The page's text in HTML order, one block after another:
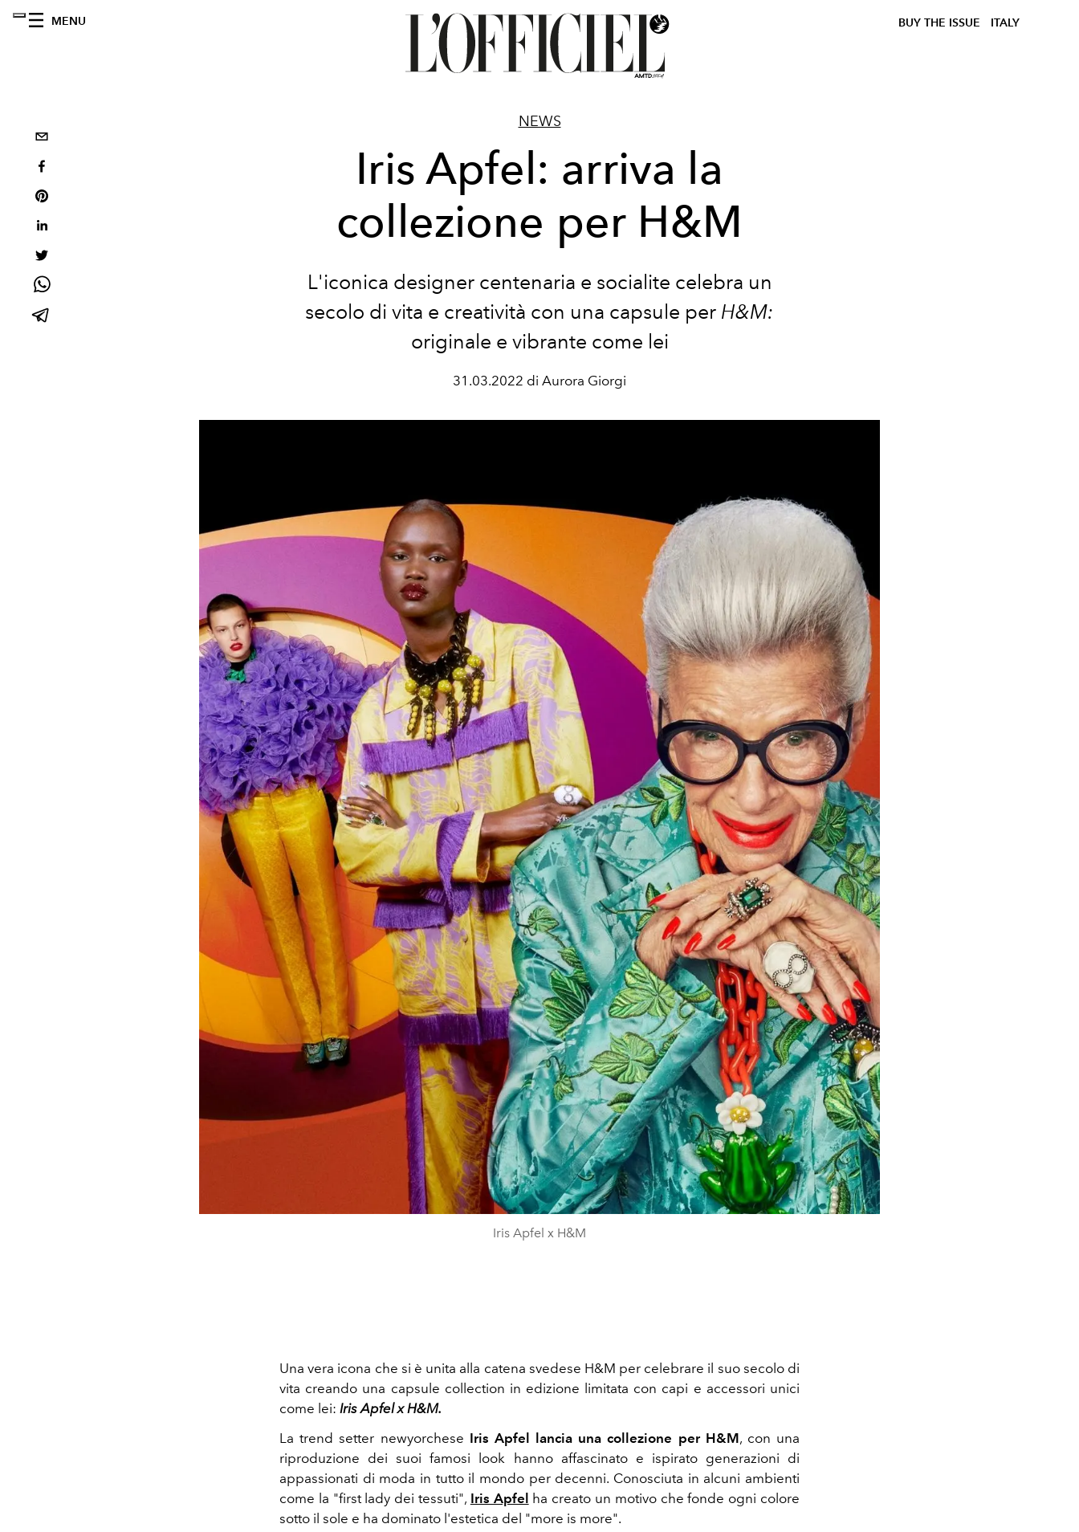
MENU BUY THE ISSUE ITALY
NEWS
Iris Apfel: arriva la
collezione per H&M
L'iconica designer centenaria e socialite celebra un
secolo di vita e creatività con una capsule per H&M:
originale e vibrante come lei
31.03.2022 di Aurora Giorgi
Iris Apfel x H&M
Una vera icona che si è unita alla catena svedese H&M per celebrare il suo secolo di
vita creando una capsule collection in edizione limitata con capi e accessori unici
come lei: Iris Apfel x H&M.
La trend setter newyorchese Iris Apfel lancia una collezione per H&M, con una
riproduzione dei suoi famosi look hanno affascinato e ispirato generazioni di
appassionati di moda in tutto il mondo per decenni. Conosciuta in alcuni ambienti
come la "first lady dei tessuti", Iris Apfel ha creato un motivo che fonde ogni colore
sotto il sole e ha dominato l'estetica del "more is more".